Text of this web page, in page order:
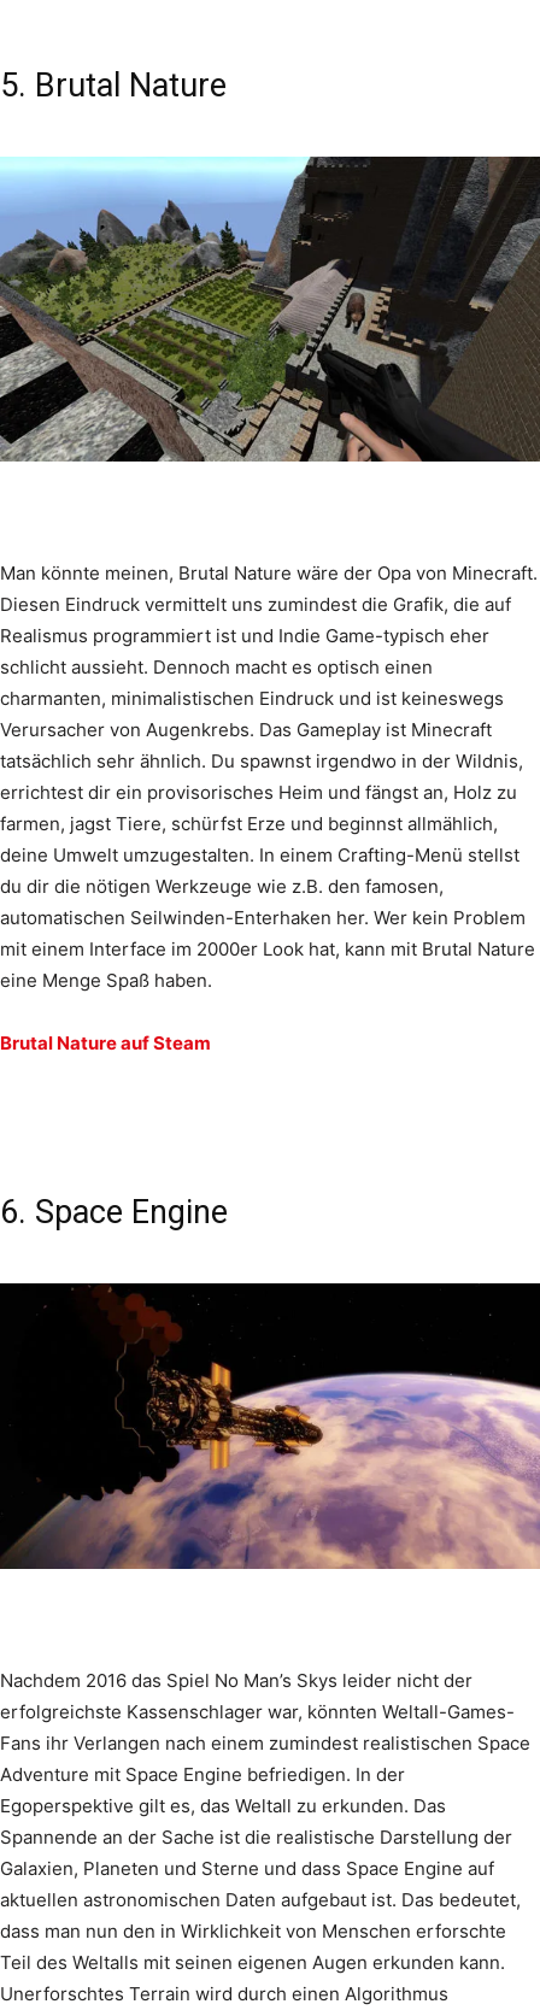
5. Brutal Nature
Man könnte meinen, Brutal Nature wäre der Opa von Minecraft.
Diesen Eindruck vermittelt uns zumindest die Grafik, die auf
Realismus programmiert ist und Indie Game-typisch eher
schlicht aussieht. Dennoch macht es optisch einen
charmanten, minimalistischen Eindruck und ist keineswegs
Verursacher von Augenkrebs. Das Gameplay ist Minecraft
tatsächlich sehr ähnlich. Du spawnst irgendwo in der Wildnis,
errichtest dir ein provisorisches Heim und fängst an, Holz zu
farmen, jagst Tiere, schürfst Erze und beginnst allmählich,
deine Umwelt umzugestalten. In einem Crafting-Menü stellst
du dir die nötigen Werkzeuge wie z.B. den famosen,
automatischen Seilwinden-Enterhaken her. Wer kein Problem
mit einem Interface im 2000er Look hat, kann mit Brutal Nature
eine Menge Spaß haben.
Brutal Nature auf Steam
6. Space Engine
Nachdem 2016 das Spiel No Man’s Skys leider nicht der
erfolgreichste Kassenschlager war, könnten Weltall-Games-
Fans ihr Verlangen nach einem zumindest realistischen Space
Adventure mit Space Engine befriedigen. In der
Egoperspektive gilt es, das Weltall zu erkunden. Das
Spannende an der Sache ist die realistische Darstellung der
Galaxien, Planeten und Sterne und dass Space Engine auf
aktuellen astronomischen Daten aufgebaut ist. Das bedeutet,
dass man nun den in Wirklichkeit von Menschen erforschte
Teil des Weltalls mit seinen eigenen Augen erkunden kann.
Unerforschtes Terrain wird durch einen Algorithmus